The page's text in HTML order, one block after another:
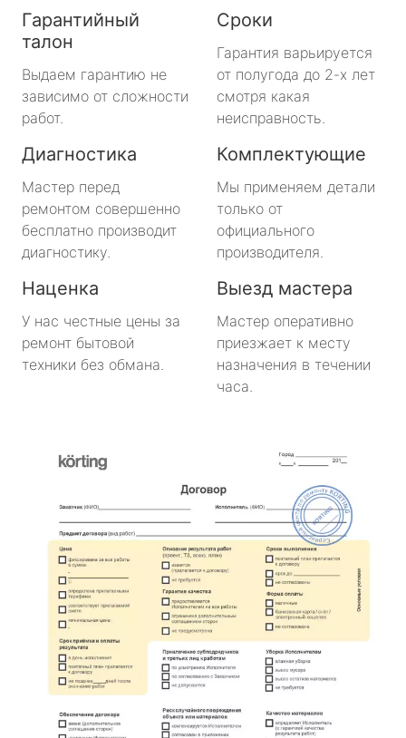
Гарантийный
талон
Выдаем гарантию не
зависимо от сложности
работ.
Сроки
Гарантия варьируется
от полугода до 2-х лет
смотря какая
неисправность.
Диагностика
Мастер перед
ремонтом совершенно
бесплатно производит
диагностику.
Комплектующие
Мы применяем детали
только от
официального
производителя.
Наценка
У нас честные цены за
ремонт бытовой
техники без обмана.
Выезд мастера
Мастер оперативно
приезжает к месту
назначения в течении
часа.